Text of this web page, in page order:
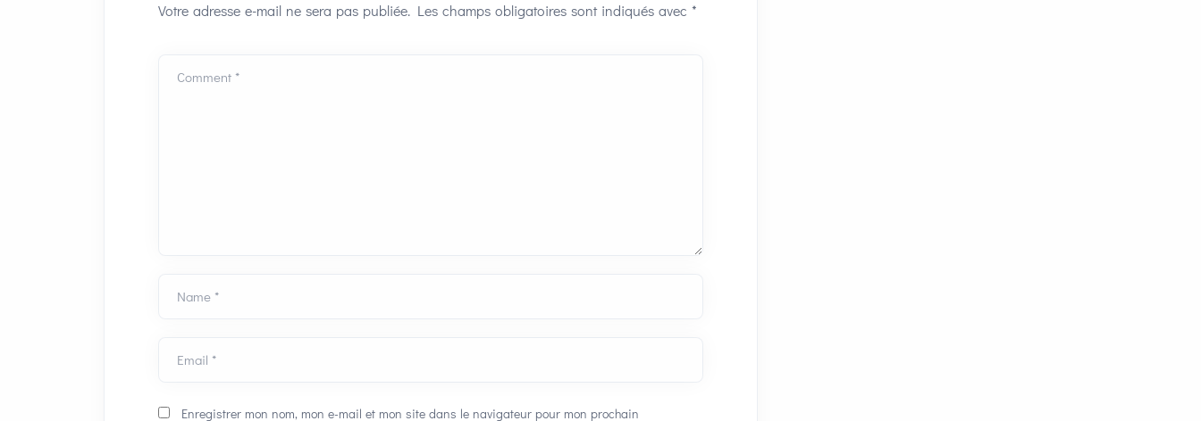
Votre adresse e-mail ne sera pas publiée. Les champs obligatoires sont indiqués avec *
Comment *
Name *
Email *
Enregistrer mon nom, mon e-mail et mon site dans le navigateur pour mon prochain